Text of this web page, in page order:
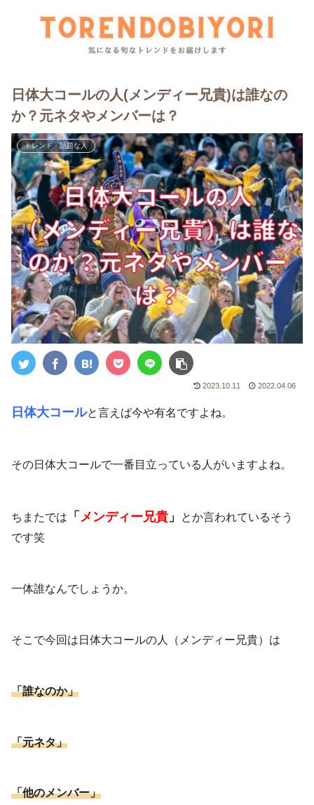
日体大コールの人(メンディー兄貴)は誰なの
か？元ネタやメンバーは？
トレンド・話題な人
2023.10.11 2022.04.06
日体大コールと言えば今や有名ですよね。
その日体大コールで一番目立っている人がいますよね。
ちまたでは 「 メンディー兄貴 」
とか言われているそう
です笑
一体誰なんでしょうか。
そこで今回は日体大コールの人（メンディー兄貴）は
「誰なのか」
「元ネタ」
「他のメンバー」